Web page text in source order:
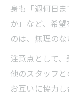
身も「週何日
か」など、希
のは、無理の
注意点として
他のスタッフ
お互いに協力